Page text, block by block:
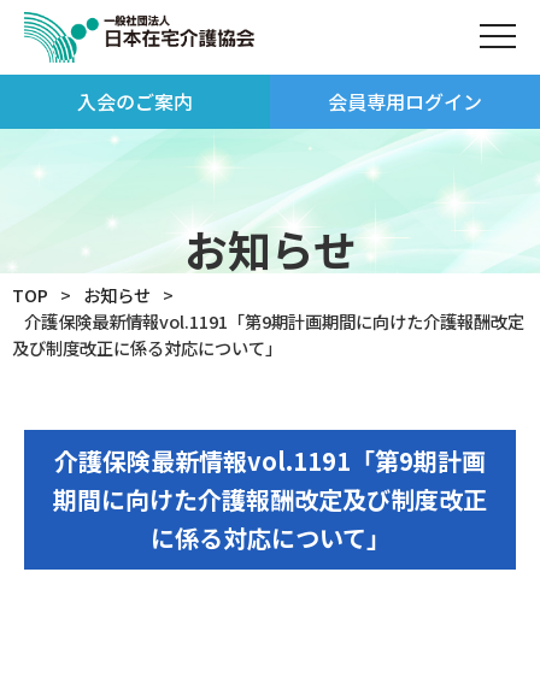
入会のご案内 会員専用ログイン
お知らせ
TOP
お知らせ
介護保険最新情報vol.1191「第9期計画期間に向けた介護報酬改定
及び制度改正に係る対応について」
介護保険最新情報vol.1191「第9期計画
期間に向けた介護報酬改定及び制度改正
に係る対応について」